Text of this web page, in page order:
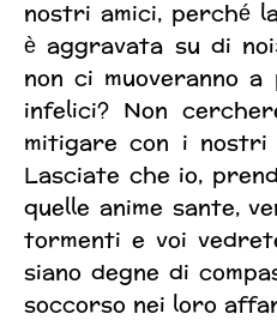
nostri amici, perché
è aggravata su di
non ci muoveranno
infelici? Non
mitigare con i
Lasciate che io,
quelle anime sante,
tormenti e voi
siano degne di
soccorso nei loro